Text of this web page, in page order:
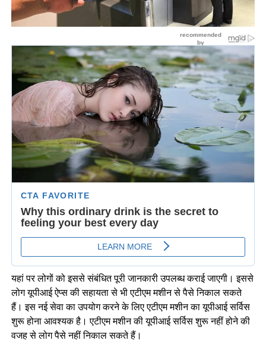
यहां पर लोगों को इससे संबंधित पूरी जानकारी उपलब्ध कराई जाएगी। इससे
लोग यूपीआई ऐप्स की सहायता से भी एटीएम मशीन से पैसे निकाल सकते
हैं। इस नई सेवा का उपयोग करने के लिए एटीएम मशीन का यूपीआई सर्विस
शुरू होना आवश्यक है। एटीएम मशीन की यूपीआई सर्विस शुरू नहीं होने की
वजह से लोग पैसे नहीं निकाल सकते हैं।